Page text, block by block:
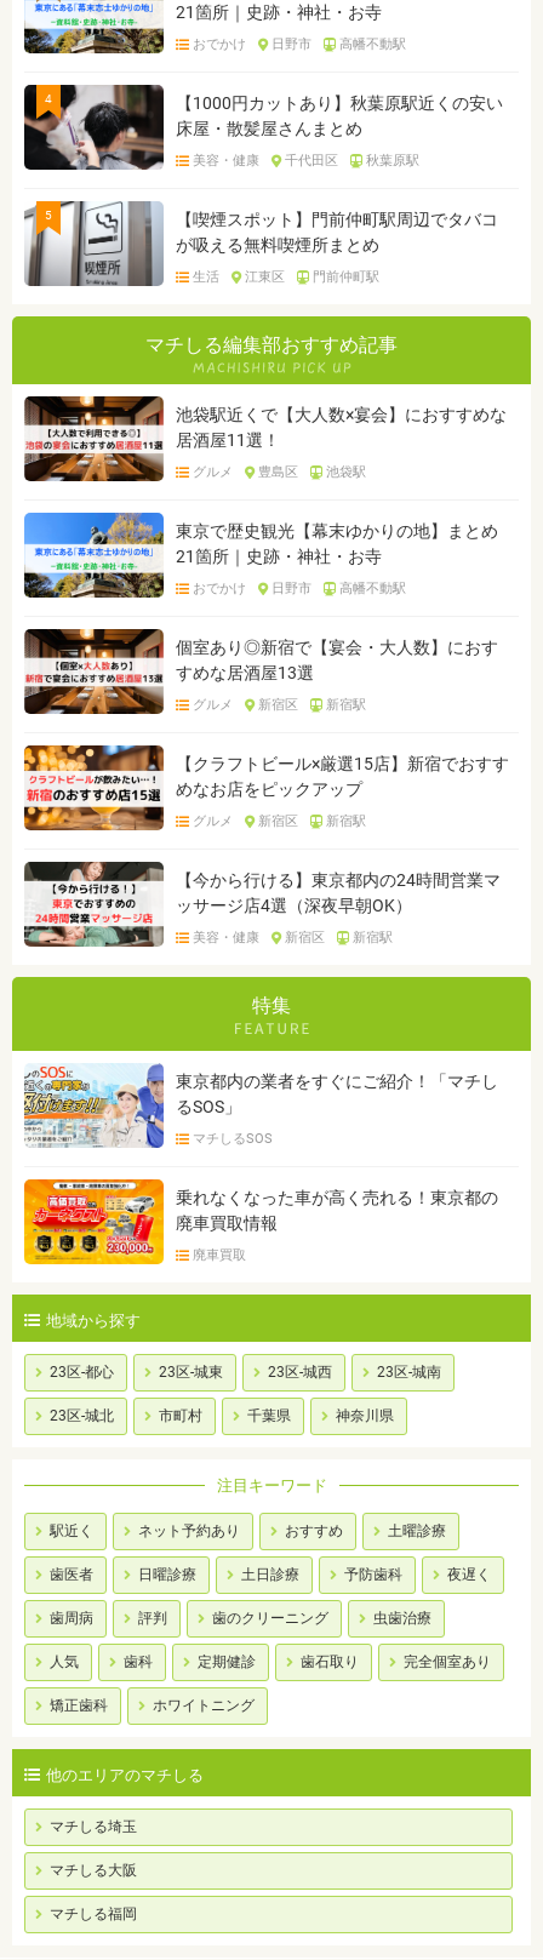
21箇所｜史跡・神社・お寺
おでかけ 日野市 高幡不動駅
4
【1000円カットあり】秋葉原駅近くの安い
床屋・散髪屋さんまとめ
美容・健康 千代田区 秋葉原駅
5
【喫煙スポット】門前仲町駅周辺でタバコ
が吸える無料喫煙所まとめ
生活 江東区 門前仲町駅
マチしる編集部おすすめ記事
池袋駅近くで【大人数×宴会】におすすめな
居酒屋11選！
グルメ 豊島区 池袋駅
東京で歴史観光【幕末ゆかりの地】まとめ
21箇所｜史跡・神社・お寺
おでかけ 日野市 高幡不動駅
個室あり◎新宿で【宴会・大人数】におす
すめな居酒屋13選
グルメ 新宿区 新宿駅
【クラフトビール×厳選15店】新宿でおすす
めなお店をピックアップ
グルメ 新宿区 新宿駅
【今から行ける】東京都内の24時間営業マ
ッサージ店4選（深夜早朝OK）
美容・健康 新宿区 新宿駅
特集
東京都内の業者をすぐにご紹介！「マチし
るSOS」
マチしるSOS
乗れなくなった車が高く売れる！東京都の
廃車買取情報
廃車買取
地域から探す
23区-都心 23区-城東 23区-城西 23区-城南
23区-城北 市町村 千葉県 神奈川県
注目キーワード
駅近く ネット予約あり おすすめ 土曜診療
歯医者 日曜診療 土日診療 予防歯科 夜遅く
歯周病 評判 歯のクリーニング 虫歯治療
人気 歯科 定期健診 歯石取り 完全個室あり
矯正歯科 ホワイトニング
他のエリアのマチしる
マチしる埼玉
マチしる大阪
マチしる福岡